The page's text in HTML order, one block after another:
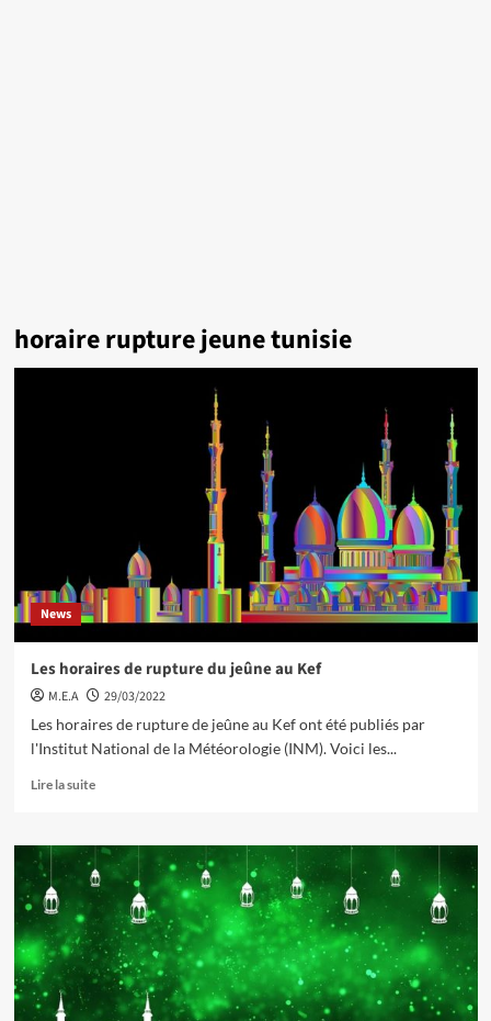
horaire rupture jeune tunisie
News
Les horaires de rupture du jeûne au Kef
M.E.A
29/03/2022
Les horaires de rupture de jeûne au Kef ont été publiés par
l'Institut National de la Météorologie (INM). Voici les...
Lire la suite